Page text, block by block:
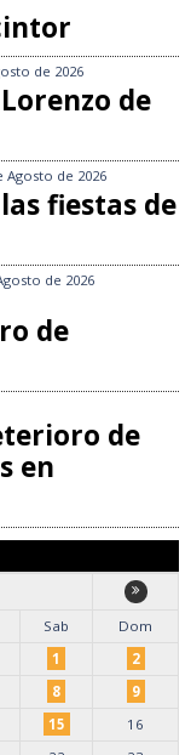
de 2026
de
Agosto de 2026
fiestas de
de 2026
de
de
en
Sab
Dom
1
2
8
9
15
16